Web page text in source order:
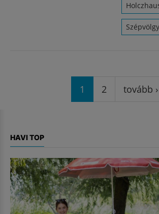
1 2 tovább ›
HAVI TOP